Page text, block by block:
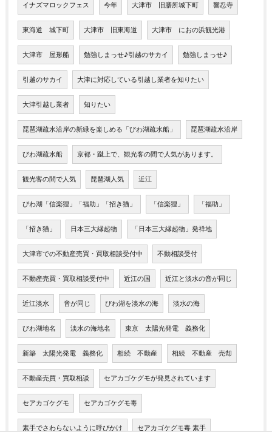
イナズマロックフェス 今年 大津市 旧膳所城下町 響忍寺
東海道 城下町 大津市 旧東海道 大津市 におの浜観光港
大津市 屋形船 勉強しまっせ♪引越のサカイ 勉強しまっせ♪
引越のサカイ 大津に対応している引越し業者を知りたい
大津引越し業者 知りたい
琵琶湖疏水沿岸の新緑を楽しめる「びわ湖疏水船」 琵琶湖疏水沿岸
びわ湖疏水船 京都・蹴上で、観光客の間で人気があります。
観光客の間で人気 琵琶湖人気 近江
びわ湖「信楽狸」「福助」「招き猫」 「信楽狸」 「福助」
「招き猫」 日本三大縁起物 「日本三大縁起物」発祥地
大津市での不動産売買・買取相談受付中 不動相談受付
不動産売買・買取相談受付中 近江の国 近江と淡水の音が同じ
近江淡水 音が同じ びわ湖を淡水の海 淡水の海
びわ湖地名 淡水の海地名 東京 太陽光発電 義務化
新築 太陽光発電 義務化 相続 不動産 相続 不動産 売却
不動産売買・買取相談 セアカゴケグモが発見されています
セアカゴケグモ セアカゴケグモ毒
素手でさわらないように呼びかけ セアカゴケグモ毒 素手